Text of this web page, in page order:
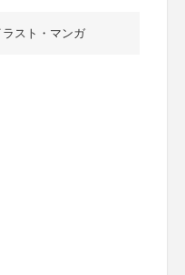
ラスト・マンガ